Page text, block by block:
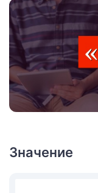
Значение